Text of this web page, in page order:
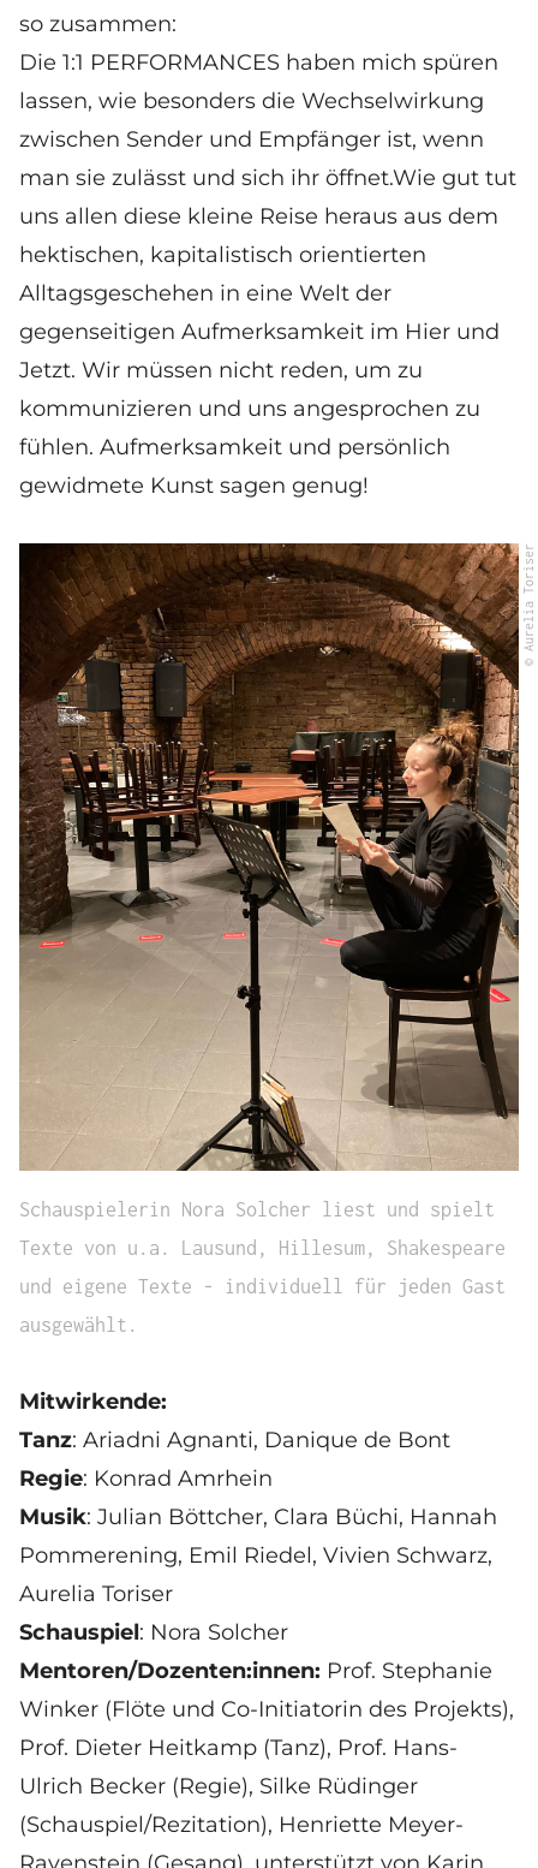
so zusammen:
​Die 1:1 PERFORMANCES haben mich spüren
lassen, wie besonders die Wechselwirkung
zwischen Sender und Empfänger ist, wenn
man sie zulässt und sich ihr öffnet.Wie gut tut
uns allen diese kleine Reise heraus aus dem
hektischen, kapitalistisch orientierten
Alltagsgeschehen in eine Welt der
gegenseitigen Aufmerksamkeit im Hier und
Jetzt. Wir müssen nicht reden, um zu
kommunizieren und uns angesprochen zu
fühlen. Aufmerksamkeit und persönlich
gewidmete Kunst sagen genug!
Schauspielerin Nora Solcher liest und spielt
Texte von u.a. Lausund, Hillesum, Shakespeare
und eigene Texte - individuell für jeden Gast
ausgewählt.
© Aurelia Toriser
Mitwirkende:
Tanz: Ariadni Agnanti, Danique de Bont
Regie: Konrad Amrhein
Musik: Julian Böttcher, Clara Büchi, Hannah
Pommerening, Emil Riedel, Vivien Schwarz,
Aurelia Toriser
Schauspiel: Nora Solcher
Mentoren/Dozenten:innen: Prof. Stephanie
Winker (Flöte und Co-Initiatorin des Projekts),
Prof. Dieter Heitkamp (Tanz), Prof. Hans-
Ulrich Becker (Regie), Silke Rüdinger
(Schauspiel/Rezitation), Henriette Meyer-